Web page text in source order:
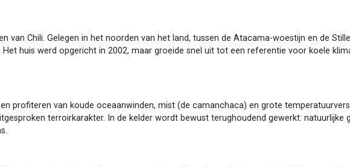
van Chili. Gelegen in het noorden van het land, tussen de Atacama-woestijn en de
huis werd opgericht in 2002, maar groeide snel uit tot een referentie voor koele
profiteren van koude oceaanwinden, mist (de camanchaca) en grote
terroirkarakter. In de kelder wordt bewust terughoudend gewerkt: natuurlijke